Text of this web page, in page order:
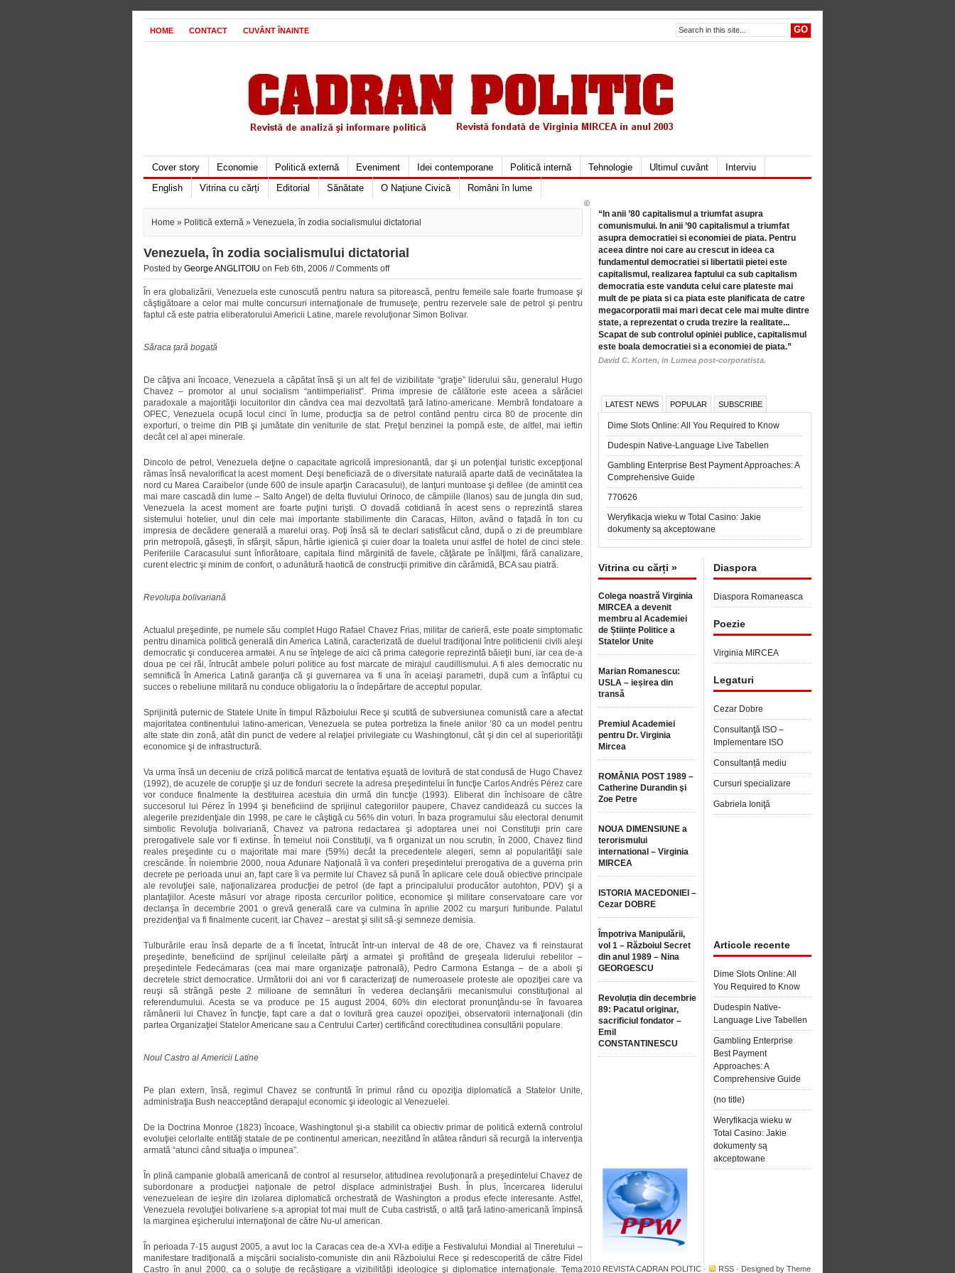
HOME CONTACT CUVÂNT ÎNAINTE
Cover story Economie Politică externă Eveniment Idei contemporane Politică internă Tehnologie Ultimul cuvânt
Interviu
English
Vitrina cu cărți Editorial Sănătate O Naţiune Civică Români în lume
Home » Politică externă » Venezuela, în zodia socialismului dictatorial
Venezuela, în zodia socialismului dictatorial
Posted by George ANGLITOIU on Feb 6th, 2006 //Comments off
În era globalizării, Venezuela este cunoscută pentru natura sa pitorească, pentru femeile sale foarte frumoase şi
câştigătoare a celor mai multe concursuri internaţionale de frumuseţe, pentru rezervele sale de petrol şi pentru
faptul că este patria eliberatorului Americii Latine, marele revoluţionar Simon Bolivar.
Săraca ţară bogată
De câţiva ani încoace, Venezuela a căpătat însă şi un alt fel de vizibilitate “graţie” liderului său, generalul Hugo
Chavez – promotor al unui socialism “antiimperialist”. Prima impresie de călătorie este aceea a sărăciei
paradoxale a majorităţii locuitorilor din cândva cea mai dezvoltată ţară latino-americane. Membră fondatoare a
OPEC, Venezuela ocupă locul cinci în lume, producţia sa de petrol contând pentru circa 80 de procente din
exporturi, o treime din PIB şi jumătate din veniturile de stat. Preţul benzinei la pompă este, de altfel, mai ieftin
decât cel al apei minerale.
Dincolo de petrol, Venezuela deţine o capacitate agricolă impresionantă, dar şi un potenţial turistic excepţional
rămas însă nevalorificat la acest moment. Deşi beneficiază de o diversitate naturală aparte dată de vecinătatea la
nord cu Marea Caraibelor (unde 600 de insule aparţin Caracasului), de lanţuri muntoase şi defilee (de amintit cea
mai mare cascadă din lume – Salto Angel) de delta fluviului Orinoco, de câmpiile (llanos) sau de jungla din sud,
Venezuela la acest moment are foarte puţini turişti. O dovadă cotidiană în acest sens o reprezintă starea
sistemului hotelier, unul din cele mai importante stabilimente din Caracas, Hilton, având o faţadă în ton cu
impresia de decădere generală a marelui oraş. Poţi însă să te declari satisfăcut când, după o zi de preumblare
prin metropolă, găseşti, în sfârşit, săpun, hârtie igienică şi cuier doar la toaleta unui astfel de hotel de cinci stele.
Periferiile Caracasului sunt înfiorătoare, capitala fiind mărginită de favele, căţărate pe înălţimi, fără canalizare,
curent electric şi minim de confort, o adunătură haotică de construcţii primitive din cărămidă, BCA sau piatră.
Revoluţia bolivariană
Actualul preşedinte, pe numele său complet Hugo Rafael Chavez Frias, militar de carieră, este poate simptomatic
pentru dinamica politică generală din America Latină, caracterizată de duelul tradiţional între politicienii civili aleşi
democratic şi conducerea armatei. A nu se înţelege de aici că prima categorie reprezintă băieţii buni, iar cea de-a
doua pe cei răi, întrucât ambele poluri politice au fost marcate de mirajul caudillismului. A fi ales democratic nu
semnifică în America Latină garanţia că şi guvernarea va fi una în aceiaşi parametri, după cum a înfăptui cu
succes o rebeliune militară nu conduce obligatoriu la o îndepărtare de acceptul popular.
Sprijinită puternic de Statele Unite în timpul Războiului Rece şi scutită de subversiunea comunistă care a afectat
majoritatea continentului latino-american, Venezuela se putea portretiza la finele anilor ’80 ca un model pentru
alte state din zonă, atât din punct de vedere al relaţiei privilegiate cu Washingtonul, cât şi din cel al superiorităţii
economice şi de infrastructură.
Va urma însă un deceniu de criză politică marcat de tentativa eşuată de lovitură de stat condusă de Hugo Chavez
(1992), de acuzele de corupţie şi uz de fonduri secrete la adresa preşedintelui în funcţie Carlos Andrés Pérez care
vor conduce finalmente la destituirea acestuia din urmă din funcţie (1993). Eliberat din închisoare de către
succesorul lui Pérez în 1994 şi beneficiind de sprijinul categoriilor paupere, Chavez candidează cu succes la
alegerile prezidenţiale din 1998, pe care le câştigă cu 56% din voturi. În baza programului său electoral denumit
simbolic Revoluţia bolivariană, Chavez va patrona redactarea şi adoptarea unei noi Constituţii prin care
prerogativele sale vor fi extinse. În temeiul noii Constituţii, va fi organizat un nou scrutin, în 2000, Chavez fiind
reales preşedinte cu o majoritate mai mare (59%) decât la precedentele alegeri, semn al popularităţii sale
crescânde. În noiembrie 2000, noua Adunare Naţională îi va conferi preşedintelui prerogativa de a guverna prin
decrete pe perioada unui an, fapt care îi va permite lui Chavez să pună în aplicare cele două obiective principale
ale revoluţiei sale, naţionalizarea producţiei de petrol (de fapt a principalului producător autohton, PDV) şi a
plantaţiilor. Aceste măsuri vor atrage riposta cercurilor politice, economice şi militare conservatoare care vor
declanşa în decembrie 2001 o grevă generală care va culmina în aprilie 2002 cu marşuri furibunde. Palatul
prezidenţial va fi finalmente cucerit, iar Chavez – arestat şi silit să-şi semneze demisia.
Tulburările erau însă departe de a fi încetat, întrucât într-un interval de 48 de ore, Chavez va fi reinstaurat
preşedinte, beneficiind de sprijinul celeilalte părţi a armatei şi profitând de greşeala liderului rebelilor –
preşedintele Fedecámaras (cea mai mare organizaţie patronală), Pedro Carmona Estanga – de a aboli şi
decretele strict democratice. Următorii doi ani vor fi caracterizaţi de numeroasele proteste ale opoziţiei care va
reuşi să strângă peste 2 milioane de semnături în vederea declanşării mecanismului constituţional al
referendumului. Acesta se va produce pe 15 august 2004, 60% din electorat pronunţându-se în favoarea
rămânerii lui Chavez în funcţie, fapt care a dat o lovitură grea cauzei opoziţiei, observatorii internaţionali (din
partea Organizaţiei Statelor Americane sau a Centrului Carter) certificând corectitudinea consultării populare.
Noul Castro al Americii Latine
Pe plan extern, însă, regimul Chavez se confruntă în primul rând cu opoziţia diplomatică a Statelor Unite,
administraţia Bush neacceptând derapajul economic şi ideologic al Venezuelei.
De la Doctrina Monroe (1823) încoace, Washingtonul şi-a stabilit ca obiectiv primar de politică externă controlul
evoluţiei celorlalte entităţi statale de pe continentul american, neezitând în atâtea rânduri să recurgă la intervenţia
armată “atunci când situaţia o impunea”.
În plină campanie globală americană de control al resurselor, atitudinea revoluţionară a preşedintelui Chavez de
subordonare a producţiei naţionale de petrol displace administraţiei Bush. În plus, încercarea liderului
venezuelean de ieşire din izolarea diplomatică orchestrată de Washington a produs efecte interesante. Astfel,
Venezuela revoluţiei bolivariene s-a apropiat tot mai mult de Cuba castristă, o altă ţară latino-americană împinsă
la marginea eşicherului internaţional de către Nu-ul american.
În perioada 7-15 august 2005, a avut loc la Caracas cea de-a XVI-a ediţie a Festivalului Mondial al Tineretului –
manifestare tradiţională a mişcării socialisto-comuniste din anii Războiului Rece şi redescoperită de către Fidel
Castro în anul 2000, ca o soluţie de recâştigare a vizibilităţii ideologice şi diplomatice internaţionale. Tema
“In anii ’80 capitalismul a triumfat asupra
comunismului. In anii ’90 capitalismul a triumfat
asupra democratiei si economiei de piata. Pentru
aceea dintre noi care au crescut in ideea ca
fundamentul democratiei si libertatii pietei este
capitalismul, realizarea faptului ca sub capitalism
democratia este vanduta celui care plateste mai
mult de pe piata si ca piata este planificata de catre
megacorporatii mai mari decat cele mai multe dintre
state, a reprezentat o cruda trezire la realitate...
Scapat de sub controlul opiniei publice, capitalismul
este boala democratiei si a economiei de piata.”
David C. Korten, in Lumea post-corporatista.
LATEST NEWS POPULAR SUBSCRIBE
Dime Slots Online: All You Required to Know
Dudespin Native-Language Live Tabellen
Gambling Enterprise Best Payment Approaches: A
Comprehensive Guide
770626
Weryfikacja wieku w Total Casino: Jakie
dokumenty są akceptowane
Vitrina cu cărți »
Colega noastră Virginia
MIRCEA a devenit
membru al Academiei
de Științe Politice a
Statelor Unite
Marian Romanescu:
USLA – ieșirea din
transă
Premiul Academiei
pentru Dr. Virginia
Mircea
ROMÂNIA POST 1989 –
Catherine Durandin şi
Zoe Petre
NOUA DIMENSIUNE a
terorismului
international – Virginia
MIRCEA
ISTORIA MACEDONIEI –
Cezar DOBRE
Împotriva Manipulării,
vol 1 – Războiul Secret
din anul 1989 – Nina
GEORGESCU
Revoluția din decembrie
89: Pacatul originar,
sacrificiul fondator –
Emil
CONSTANTINESCU
Diaspora
Diaspora Romaneasca
Poezie
Virginia MIRCEA
Legaturi
Cezar Dobre
Consultanţă ISO –
Implementare ISO
Consultanță mediu
Cursuri specializare
Gabriela Ioniţă
Articole recente
Dime Slots Online: All
You Required to Know
Dudespin Native-
Language Live Tabellen
Gambling Enterprise
Best Payment
Approaches: A
Comprehensive Guide
(no title)
Weryfikacja wieku w
Total Casino: Jakie
dokumenty są
akceptowane
©
2010 REVISTA CADRAN POLITIC · RSS · Designed by Theme